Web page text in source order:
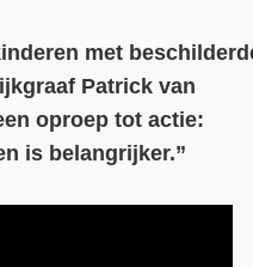
met
Patrick van
oproep tot actie:
is belangrijker.”
IP Klimaatadaptatie
Dommelland